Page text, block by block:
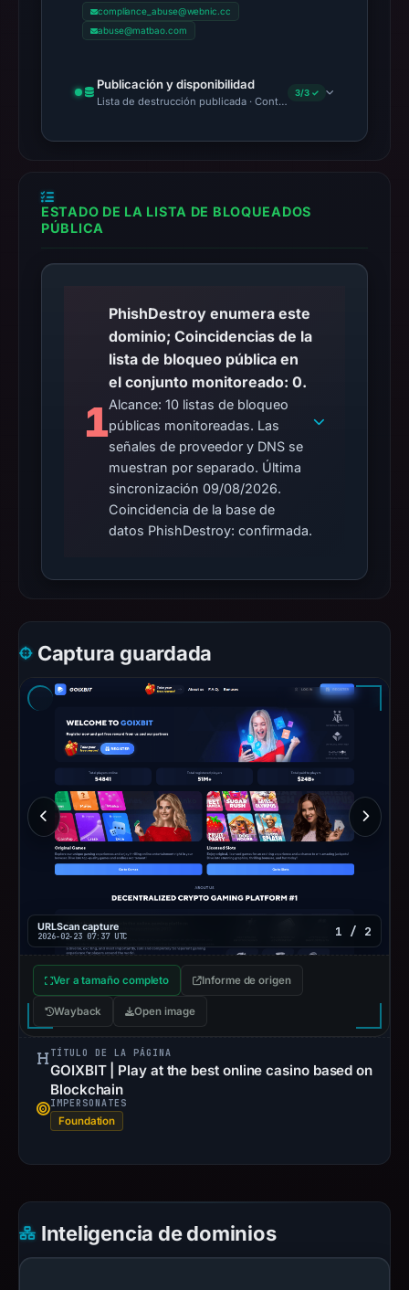
compliance_abuse@webnic.cc
abuse@matbao.com
Publicación y disponibilidad
Lista de destrucción publicada · Content Observed
3/3 ✓
ESTADO DE LA LISTA DE BLOQUEADOS
PÚBLICA
1
PhishDestroy enumera este
dominio; Coincidencias de la
lista de bloqueo pública en
el conjunto monitoreado: 0.
Alcance: 10 listas de bloqueo
públicas monitoreadas. Las
señales de proveedor y DNS se
muestran por separado. Última
sincronización 09/08/2026.
Coincidencia de la base de
datos PhishDestroy: confirmada.
Captura guardada
URLScan capture
2026-02-23 07:37 UTC 1 / 2
Ver a tamaño completo Informe de origen
Wayback Open image
TÍTULO DE LA PÁGINA
GOIXBIT | Play at the best online casino based on
Blockchain
IMPERSONATES
Foundation
Inteligencia de dominios